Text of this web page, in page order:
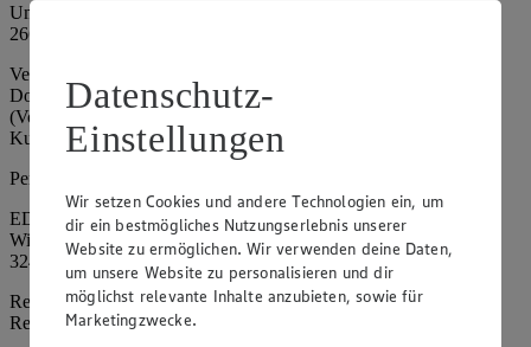
Umsatzsteuer-Identifikationsnummer gem. § 27a UStG: DE
266067317
Vertretungsberechtigte: Mark Rosenkranz (Sprecher), Eileen
Dominique Klingsiek (Vorstandsmitglied), Ulf-U. Plath
(Vorstandsmitglied), Stephan Wohler (Vorstandsmitglied), Marc
Kuhlmann (Aufsichtsratsvorsitzender)
Persönlich haftende Gesellschafterin:
EDEKA Minden-Hannover Holding GmbH
Wittelsbacherallee 61
32427 Minden
Registergericht: Amtsgericht Bad Oeynhausen
Registernummer: HRB 4086
Datenschutz-
Einstellungen
Wir setzen Cookies und andere Technologien ein, um
dir ein bestmögliches Nutzungserlebnis unserer
Website zu ermöglichen. Wir verwenden deine Daten,
um unsere Website zu personalisieren und dir
möglichst relevante Inhalte anzubieten, sowie für
Marketingzwecke.